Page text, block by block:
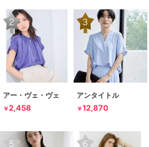
アー・ヴェ・ヴェ
￥2,458
アンタイトル
￥12,870